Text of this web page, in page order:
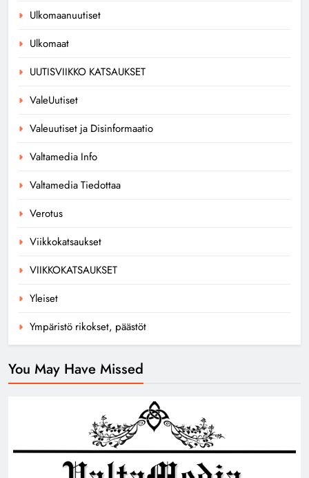
Ulkomaanuutiset
Ulkomaat
UUTISVIIKKO KATSAUKSET
ValeUutiset
Valeuutiset ja Disinformaatio
Valtamedia Info
Valtamedia Tiedottaa
Verotus
Viikkokatsaukset
VIIKKOKATSAUKSET
Yleiset
Ympäristö rikokset, päästöt
You May Have Missed